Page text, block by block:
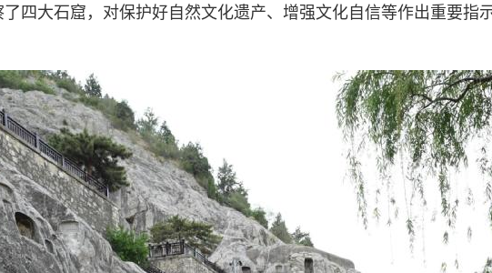
四大石窟，对保护好自然文化遗产、增强文化自信等作出重要指